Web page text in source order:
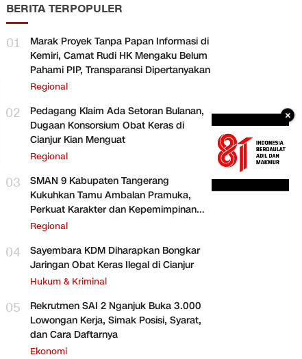
BERITA TERPOPULER
01
Marak Proyek Tanpa Papan Informasi di
Kemiri, Camat Rudi HK Mengaku Belum
Pahami PIP, Transparansi Dipertanyakan
Regional
02
Pedagang Klaim Ada Setoran Bulanan,
Dugaan Konsorsium Obat Keras di
Cianjur Kian Menguat
Regional
03
SMAN 9 Kabupaten Tangerang
Kukuhkan Tamu Ambalan Pramuka,
Perkuat Karakter dan Kepemimpinan
Siswa
Regional
04
Sayembara KDM Diharapkan Bongkar
Jaringan Obat Keras Ilegal di Cianjur
Hukum & Kriminal
05
Rekrutmen SAI 2 Nganjuk Buka 3.000
Lowongan Kerja, Simak Posisi, Syarat,
dan Cara Daftarnya
Ekonomi
×